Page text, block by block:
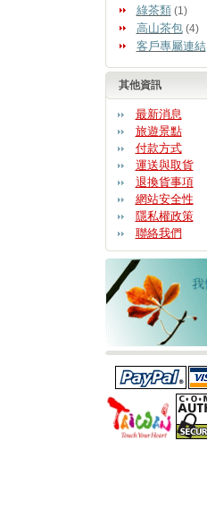
綠茶類 (1)
高山茶包(4)
客戶專屬連結
其他資訊
最新消息
旅遊景點
付款方式
運送與取貨
退換貨事項
網站安全性
隱私權政策
聯絡我們